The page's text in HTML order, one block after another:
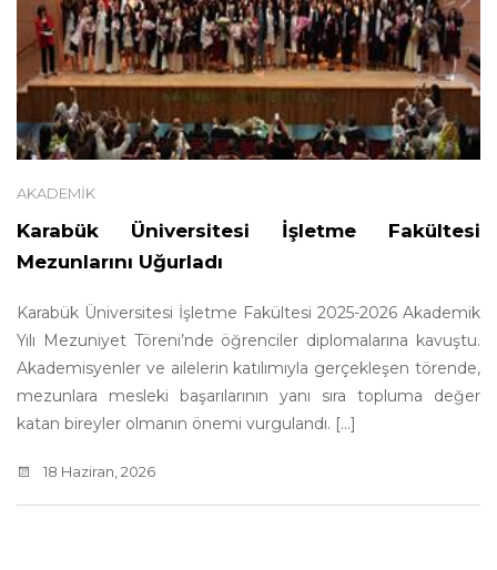
AKADEMIK
Karabük Üniversitesi İşletme Fakültesi
Mezunlarını Uğurladı
Karabük Üniversitesi İşletme Fakültesi 2025-2026 Akademik
Yılı Mezuniyet Töreni’nde öğrenciler diplomalarına kavuştu.
Akademisyenler ve ailelerin katılımıyla gerçekleşen törende,
mezunlara mesleki başarılarının yanı sıra topluma değer
katan bireyler olmanın önemi vurgulandı. [...]
18 Haziran, 2026